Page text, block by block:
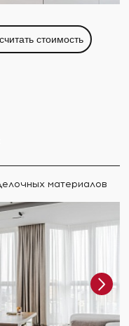
стоимость
материалов